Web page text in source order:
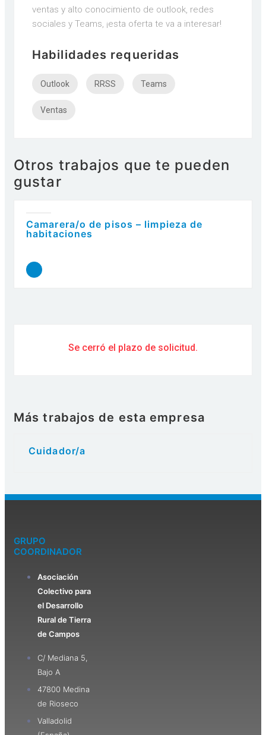
ventas y alto conocimiento de outlook, redes
sociales y Teams, ¡esta oferta te va a interesar!
Habilidades requeridas
Outlook RRSS Teams
Ventas
Otros trabajos que te pueden
gustar
Camarera/o de pisos – limpieza de
habitaciones
Se cerró el plazo de solicitud.
Más trabajos de esta empresa
Cuidador/a
GRUPO
COORDINADOR
Asociación
Colectivo para
el Desarrollo
Rural de Tierra
de Campos
C/ Mediana 5,
Bajo A
47800 Medina
de Rioseco
Valladolid